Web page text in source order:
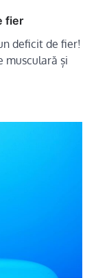
fier
deficit de fier!
musculară și